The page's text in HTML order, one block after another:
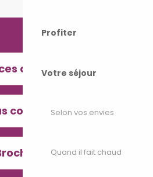
Profiter
Votre séjour
Selon vos envies
Quand il fait chaud
de Tourisme
contacter